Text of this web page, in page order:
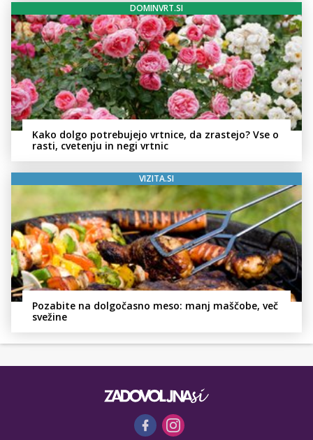
DOMINVRT.SI
Kako dolgo potrebujejo vrtnice, da zrastejo? Vse o
rasti, cvetenju in negi vrtnic
VIZITA.SI
Pozabite na dolgočasno meso: manj maščobe, več
svežine